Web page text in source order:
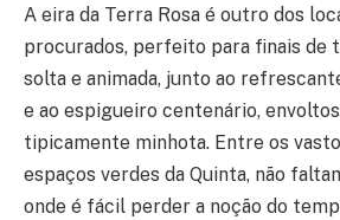
A eira da Terra Rosa é outro dos
procurados, perfeito para finais de
solta e animada, junto ao
e ao espigueiro centenário,
tipicamente minhota. Entre os
espaços verdes da Quinta, não
onde é fácil perder a noção do